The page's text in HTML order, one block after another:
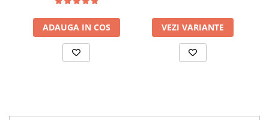
ADAUGA IN COS VEZI VARIANTE